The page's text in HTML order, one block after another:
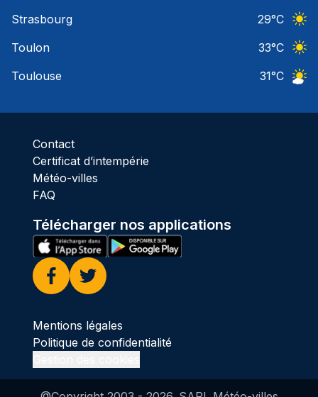
Strasbourg
29°C
Toulon
33°C
Toulouse
31°C
Contact
Certificat d’intempérie
Météo-villes
FAQ
Télécharger nos applications
Facebook
Twitter
Mentions légales
Politique de confidentialité